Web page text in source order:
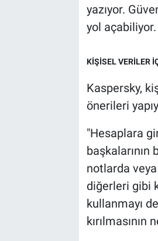
yazıyor.
yol açabiliyor.
KİŞİSEL VERİLER
Kaspersky,
önerileri
"Hesaplara
başkalarının
notlarda
diğerleri gibi
kullanmayı